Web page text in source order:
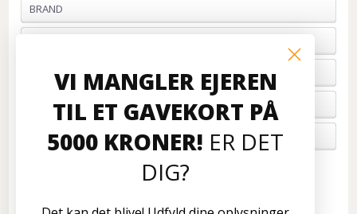
BRAND
BETALING
FORTRYD ORDRE
OM OS
VI MANGLER EJEREN
TIL ET GAVEKORT PÅ
5000 KRONER! ER DET
DIG?